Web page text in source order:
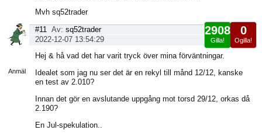
Mvh sq52trader
Anmäl
0
Ogilla!
2908
Gilla!
#11 Av: sq52trader
2022-12-07 13:54:29
Hej & hå vad det har varit tryck över mina förväntningar.
Idealet som jag nu ser det är en rekyl till månd 12/12, kanske
en test av 2.010?
Innan det gör en avslutande uppgång mot torsd 29/12, orkas då
2.190?
En Jul-spekulation..